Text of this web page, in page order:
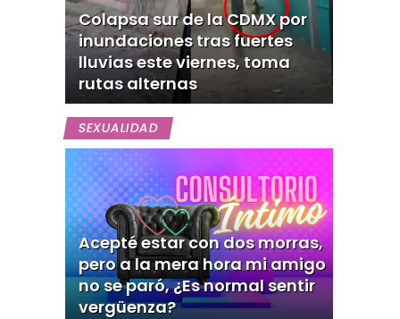
Colapsa sur de la CDMX por
inundaciones tras fuertes
lluvias este viernes, toma
rutas alternas
SEXUALIDAD
Acepté estar con dos morras,
pero a la mera hora mi amigo
no se paró, ¿Es normal sentir
vergüenza?